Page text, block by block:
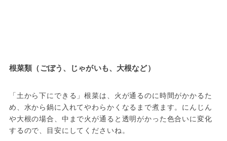
根菜類（ごぼう、じゃがいも、大根など）
「土から下にできる」根菜は、火が通るのに時間がかかるた
め、水から鍋に入れてやわらかくなるまで煮ます。にんじん
や大根の場合、中まで火が通ると透明がかった色合いに変化
するので、目安にしてくださいね。